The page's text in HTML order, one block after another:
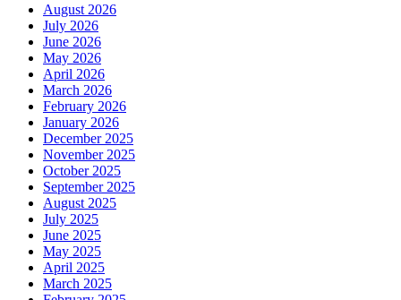
August 2026
July 2026
June 2026
May 2026
April 2026
March 2026
February 2026
January 2026
December 2025
November 2025
October 2025
September 2025
August 2025
July 2025
June 2025
May 2025
April 2025
March 2025